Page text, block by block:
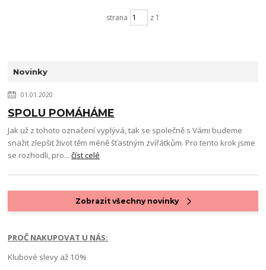
strana z 1
Novinky
01.01.2020
SPOLU POMÁHÁME
Jak už z tohoto označení vyplývá, tak se společně s Vámi budeme
snažit zlepšit život těm méně šťastným zvířátkům. Pro tento krok jsme
se rozhodli, pro...číst celé
Zobrazit všechny novinky
PROČ NAKUPOVAT U NÁS:
Klubové slevy až 10%